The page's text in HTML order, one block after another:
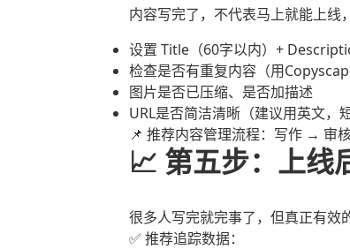
内容写完了，不代表马上就能上线
设置 Title（60字以内）+
检查是否有重复内容（用
图片是否已压缩、是否加描述
URL是否简洁清晰（建议用英文，短
📌 推荐内容管理流程：写作 → 审
📈 第五步：上线
很多人写完就完事了，但真正有效
✅ 推荐追踪数据：